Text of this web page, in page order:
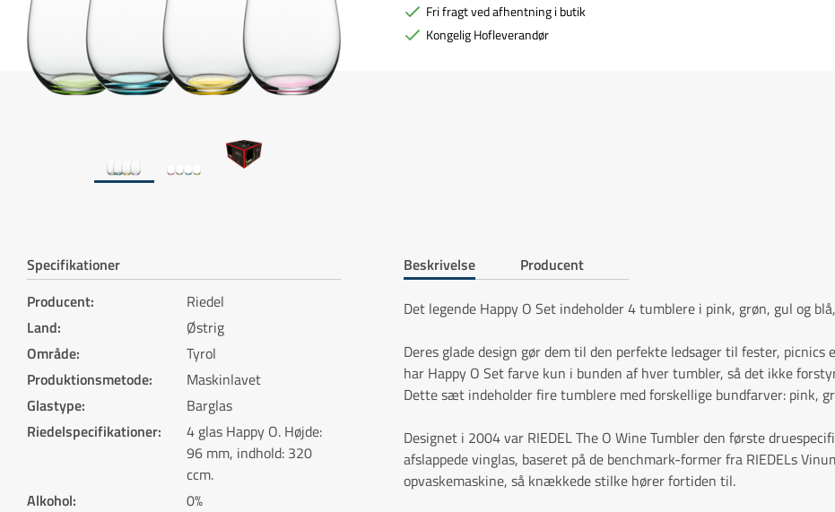
Fri fragt ved afhentning i butik
Kongelig Hofleverandør
Specifikationer
Producent:
Riedel
Land:
Østrig
Område:
Tyrol
Produktionsmetode:
Maskinlavet
Glastype:
Barglas
Riedelspecifikationer:
4 glas Happy O. Højde:
96 mm, indhold: 320
ccm.
Alkohol:
0%
Beskrivelse Producent
Det legende Happy O Set indeholder 4 tumblere i pink, grøn, gul og
Deres glade design gør dem til den perfekte ledsager til fester,
har Happy O Set farve kun i bunden af hver tumbler, så det ikke
Dette sæt indeholder fire tumblere med forskellige bundfarver: pink,
Designet i 2004 var RIEDEL The O Wine Tumbler den første
afslappede vinglas, baseret på de benchmark-former fra RIEDELs
opvaskemaskine, så knækkede stilke hører fortiden til.